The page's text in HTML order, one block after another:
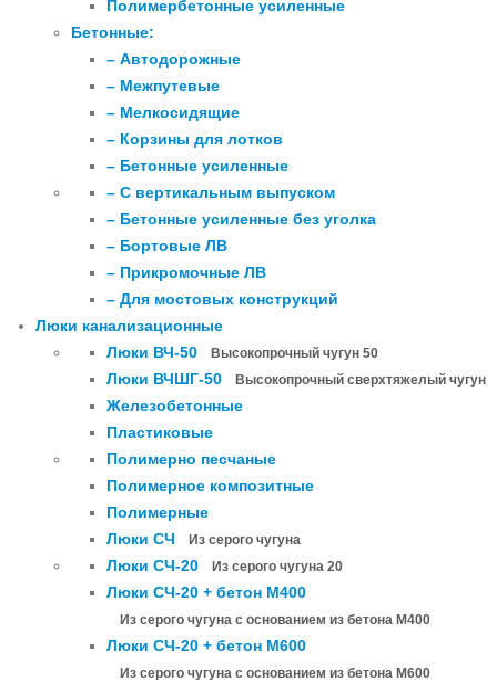
Полимербетонные усиленные
Бетонные:
– Автодорожные
– Межпутевые
– Мелкосидящие
– Корзины для лотков
– Бетонные усиленные
– С вертикальным выпуском
– Бетонные усиленные без уголка
– Бортовые ЛВ
– Прикромочные ЛВ
– Для мостовых конструкций
Люки канализационные
Люки ВЧ-50
Высокопрочный чугун 50
Люки ВЧШГ-50 Высокопрочный сверхтяжелый чугун
Железобетонные
Пластиковые
Полимерно песчаные
Полимерное композитные
Полимерные
Люки СЧ
Из серого чугуна
Люки СЧ-20 Из серого чугуна 20
Люки СЧ-20 + бетон М400
Из серого чугуна с основанием из бетона М400
Люки СЧ-20 + бетон М600
Из серого чугуна с основанием из бетона М600